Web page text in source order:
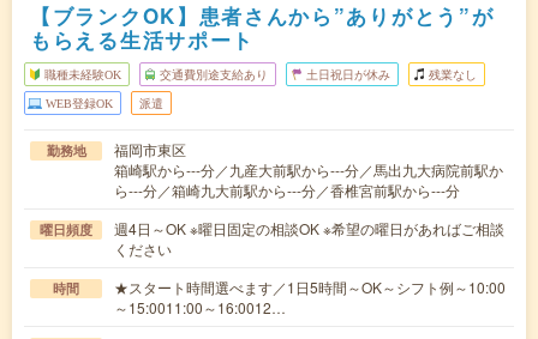
【ブランクOK】患者さんから”ありがとう”が
もらえる生活サポート
職種未経験OK 交通費別途支給あり 土日祝日が休み 残業なし
WEB登録OK 派遣
勤務地
福岡市東区
箱崎駅から---分／九産大前駅から---分／馬出九大病院前駅か
ら---分／箱崎九大前駅から---分／香椎宮前駅から---分
曜日頻度
週4日～OK ※曜日固定の相談OK ※希望の曜日があればご相談
ください
時間
★スタート時間選べます／1日5時間～OK～シフト例～10:00
～15:0011:00～16:0012…